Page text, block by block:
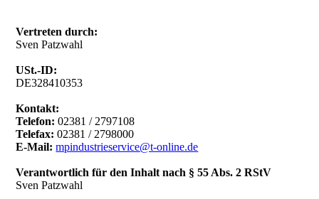
Vertreten durch:
Sven Patzwahl
USt.-ID:
DE328410353
Kontakt:
Telefon:02381 / 2797108
Telefax: 02381 / 2798000
E-Mail: mpindustrieservice@t-online.de
Verantwortlich für den Inhalt nach § 55 Abs. 2 RStV
Sven Patzwahl